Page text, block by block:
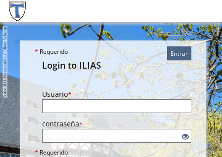
Entrar
* Requerido
Login to ILIAS
Usuario*
contraseña*
*Requerido